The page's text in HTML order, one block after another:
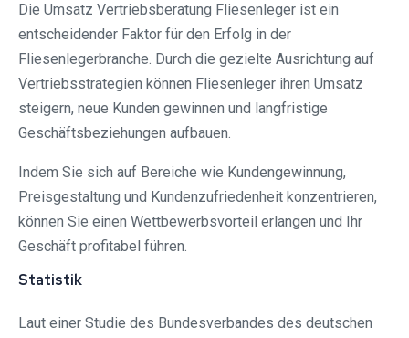
Die Umsatz Vertriebsberatung Fliesenleger ist ein
entscheidender Faktor für den Erfolg in der
Fliesenlegerbranche. Durch die gezielte Ausrichtung auf
Vertriebsstrategien können Fliesenleger ihren Umsatz
steigern, neue Kunden gewinnen und langfristige
Geschäftsbeziehungen aufbauen.
Indem Sie sich auf Bereiche wie Kundengewinnung,
Preisgestaltung und Kundenzufriedenheit konzentrieren,
können Sie einen Wettbewerbsvorteil erlangen und Ihr
Geschäft profitabel führen.
Statistik
Laut einer Studie des Bundesverbandes des deutschen